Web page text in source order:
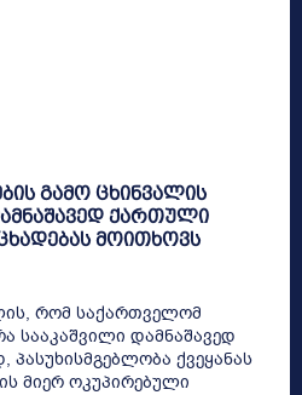
გამო ცხინვალის
ქართული
მოითხოვს
რომ საქართველომ
სააკაშვილი დამნაშავედ
პასუხისმგებლობა ქვეყანას
მიერ ოკუპირებული